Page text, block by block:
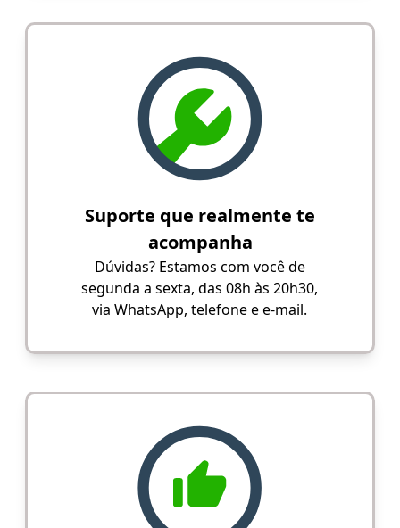
Suporte que realmente te
acompanha
Dúvidas? Estamos com você de
segunda a sexta, das 08h às 20h30,
via WhatsApp, telefone e e-mail.